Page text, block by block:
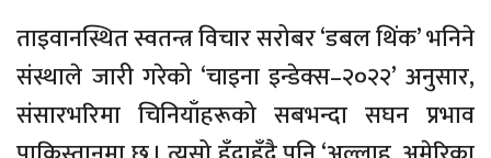
ताइवानस्थित स्वतन्त्र विचार सरोबर ‘डबल थिंक’ भनिने
संस्थाले जारी गरेको ‘चाइना इन्डेक्स–२०२२’ अनुसार,
संसारभरिमा चिनियाँहरूको सबभन्दा सघन प्रभाव